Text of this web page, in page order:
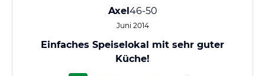
Axel46-50
Juni 2014
Einfaches Speiselokal mit sehr guter
Küche!